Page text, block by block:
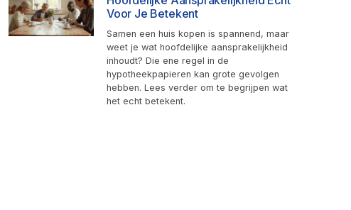
Voor Je Betekent
Samen een huis kopen is spannend, maar
weet je wat hoofdelijke aansprakelijkheid
inhoudt? Die ene regel in de
hypotheekpapieren kan grote gevolgen
hebben. Lees verder om te begrijpen wat
het echt betekent.